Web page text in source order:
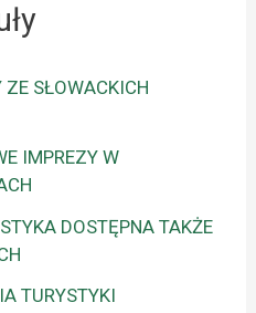
ZE SŁOWACKICH
IMPREZY W
DOSTĘPNA TAKŻE
TURYSTYKI